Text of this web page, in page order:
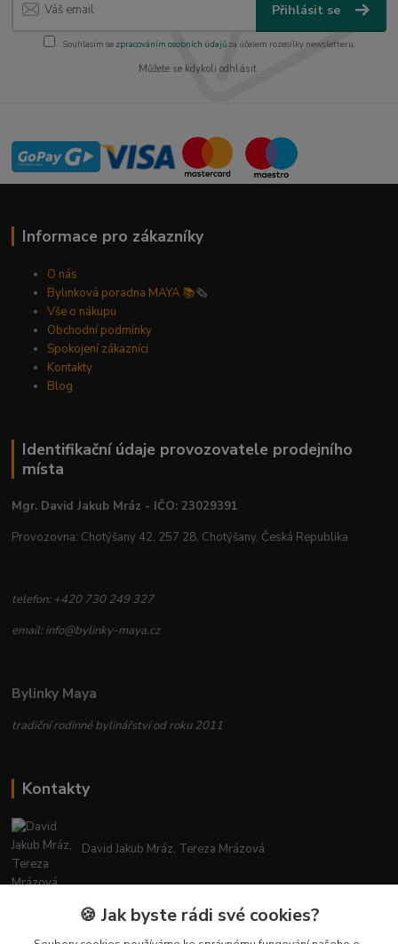
Přihlásit se
Souhlasím se zpracováním osobních údajůza účelem rozesílky newsletteru.
Můžete se kdykoli odhlásit.
Informace pro zákazníky
O nás
Bylinková poradna MAYA 📚🗞️
Vše o nákupu
Obchodní podmínky
Spokojení zákazníci
Kontakty
Blog
Identifikační údaje provozovatele prodejního
místa
Mgr. David Jakub Mráz - IČO: 23029391
Provozovna: Chotýšany 42, 257 28, Chotýšany, Česká Republika
telefon: +420 730 249 327
email: info@bylinky-maya.cz
Bylinky Maya
tradiční rodinné bylinářství od roku 2011
Kontakty
David Jakub Mráz, Tereza Mrázová
info@bylinky-maya.cz
🍪 Jak byste rádi své cookies?